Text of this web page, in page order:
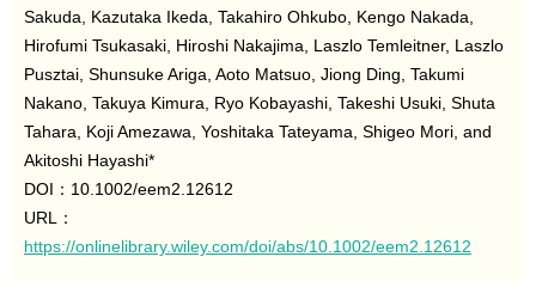
Sakuda, Kazutaka Ikeda, Takahiro Ohkubo, Kengo Nakada,
Hirofumi Tsukasaki, Hiroshi Nakajima, Laszlo Temleitner, Laszlo
Pusztai, Shunsuke Ariga, Aoto Matsuo, Jiong Ding, Takumi
Nakano, Takuya Kimura, Ryo Kobayashi, Takeshi Usuki, Shuta
Tahara, Koji Amezawa, Yoshitaka Tateyama, Shigeo Mori, and
Akitoshi Hayashi*
DOI：10.1002/eem2.12612
URL：
https://onlinelibrary.wiley.com/doi/abs/10.1002/eem2.12612